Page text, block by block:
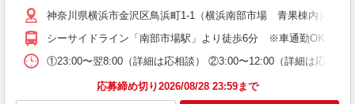
神奈川県横浜市金沢区鳥浜町1-1（横浜南部市場 青果棟内）
シーサイドライン「南部市場駅」より徒歩6分 ※車通勤OK 首都
①23:00〜翌8:00（詳細は応相談） ②3:00〜12:00（詳細は応相談
応募締め切り2026/08/28 23:59まで